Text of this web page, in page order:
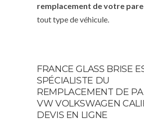
remplacement de votre
tout type de véhicule.
FRANCE GLASS BRISE
SPÉCIALISTE DU
REMPLACEMENT DE
VW VOLKSWAGEN
DEVIS EN LIGNE